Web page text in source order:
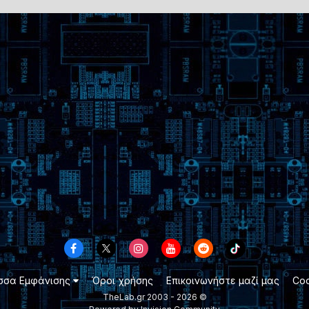
Εμφάνισης Όροι χρήσης Επικοινωνήστε μαζί μας
TheLab.gr 2003 - 2026 ©